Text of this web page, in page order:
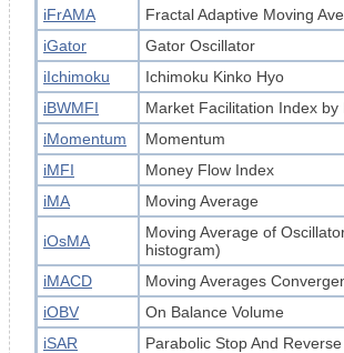
iFrAMA
Fractal Adaptive Moving
iGator
Gator Oscillator
iIchimoku
Ichimoku Kinko Hyo
iBWMFI
Market Facilitation Index by
iMomentum
Momentum
iMFI
Money Flow Index
iMA
Moving Average
iOsMA
Moving Average of
histogram)
iMACD
Moving Averages
iOBV
On Balance Volume
iSAR
Parabolic Stop And